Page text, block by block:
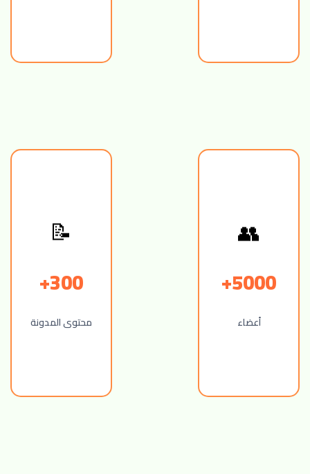
👥
5000+
أعضاء
📝
300+
محتوى المدونة